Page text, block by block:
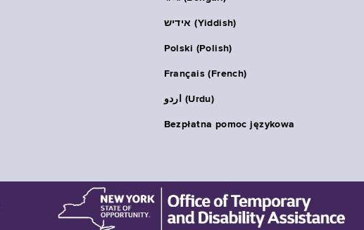
אידיש (Yiddish)
Polski (Polish)
Français (French)
اردو (Urdu)
Bezpłatna pomoc językowa